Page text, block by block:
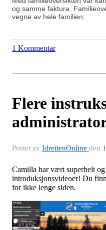
og samme faktura.
vegne av hele familien.
1 Kommentar
Flere
Postet av IdrettenOnline den
Camilla har vært superhelt
introduksjonsvideoer! Du
for ikke lenge siden.